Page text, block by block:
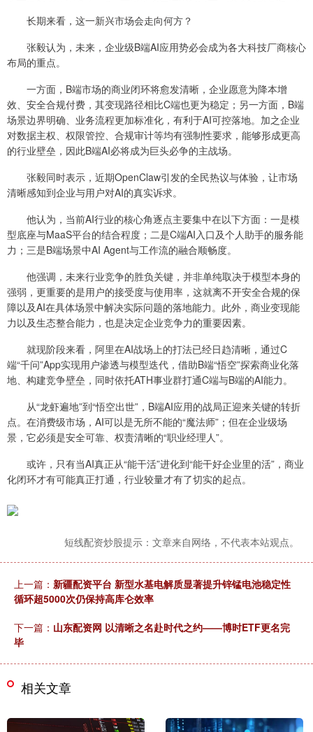
长期来看，这一新兴市场会走向何方？
张毅认为，未来，企业级B端AI应用势必会成为各大科技厂商核心
布局的重点。
一方面，B端市场的商业闭环将愈发清晰，企业愿意为降本增
效、安全合规付费，其变现路径相比C端也更为稳定；另一方面，B端
场景边界明确、业务流程更加标准化，有利于AI可控落地。加之企业
对数据主权、权限管控、合规审计等均有强制性要求，能够形成更高
的行业壁垒，因此B端AI必将成为巨头必争的主战场。
张毅同时表示，近期OpenClaw引发的全民热议与体验，让市场
清晰感知到企业与用户对AI的真实诉求。
他认为，当前AI行业的核心角逐点主要集中在以下方面：一是模
型底座与MaaS平台的结合程度；二是C端AI入口及个人助手的服务能
力；三是B端场景中AI Agent与工作流的融合顺畅度。
他强调，未来行业竞争的胜负关键，并非单纯取决于模型本身的
强弱，更重要的是用户的接受度与使用率，这就离不开安全合规的保
障以及AI在具体场景中解决实际问题的落地能力。此外，商业变现能
力以及生态整合能力，也是决定企业竞争力的重要因素。
就现阶段来看，阿里在AI战场上的打法已经日趋清晰，通过C
端“千问”App实现用户渗透与模型迭代，借助B端“悟空”探索商业化落
地、构建竞争壁垒，同时依托ATH事业群打通C端与B端的AI能力。
从“龙虾遍地”到“悟空出世”，B端AI应用的战局正迎来关键的转折
点。在消费级市场，AI可以是无所不能的“魔法师”；但在企业级场
景，它必须是安全可靠、权责清晰的“职业经理人”。
或许，只有当AI真正从“能干活”进化到“能干好企业里的活”，商业
化闭环才有可能真正打通，行业较量才有了切实的起点。
短线配资炒股提示：文章来自网络，不代表本站观点。
上一篇： 新疆配资平台 新型水基电解质显著提升锌锰电池稳定性
循环超5000次仍保持高库仑效率
下一篇： 山东配资网 以清晰之名赴时代之约——博时ETF更名完
毕
相关文章